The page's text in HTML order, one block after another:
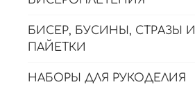
БИСЕР, БУСИНЫ, СТРАЗЫ И
ПАЙЕТКИ
НАБОРЫ ДЛЯ РУКОДЕЛИЯ